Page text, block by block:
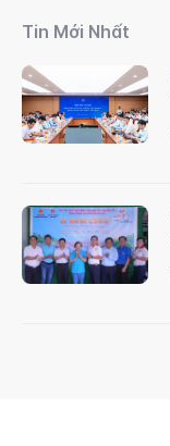
Tin Mới Nhất